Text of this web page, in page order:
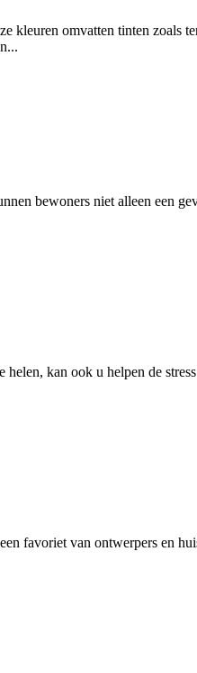
kleuren omvatten tinten zoals
bewoners niet alleen een
kan ook u helpen de
favoriet van ontwerpers en